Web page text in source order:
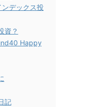
デックス投
資？
Happy
記